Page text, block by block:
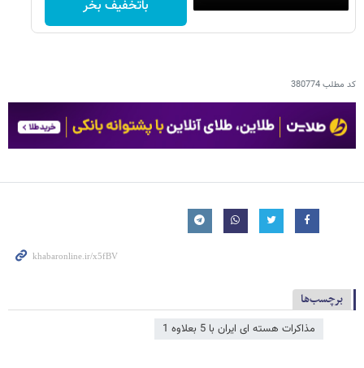
باتخفیف بخر
کد مطلب380774
برچسب‌ها
مذاکرات هسته ای ایران با 5 بعلاوه 1